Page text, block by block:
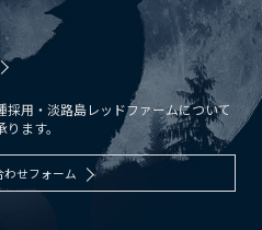
用・淡路島レッドファームについて
ます。
わせフォーム